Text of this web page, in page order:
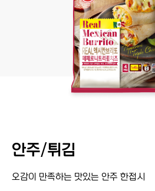
안주/튀김
오감이 만족하는 맛있는 안주 한접시